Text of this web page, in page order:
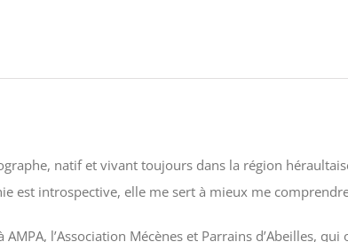
natif et vivant toujours dans la région
est introspective, elle me sert à mieux me
l’Association Mécènes et Parrains d’Abeilles,